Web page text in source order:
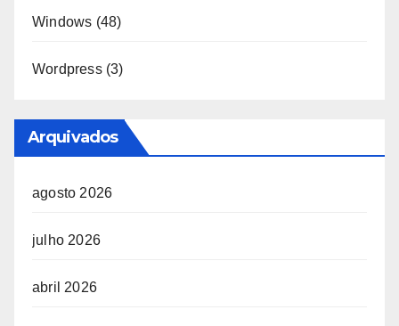
Windows (48)
Wordpress(3)
Arquivados
agosto 2026
julho 2026
abril 2026